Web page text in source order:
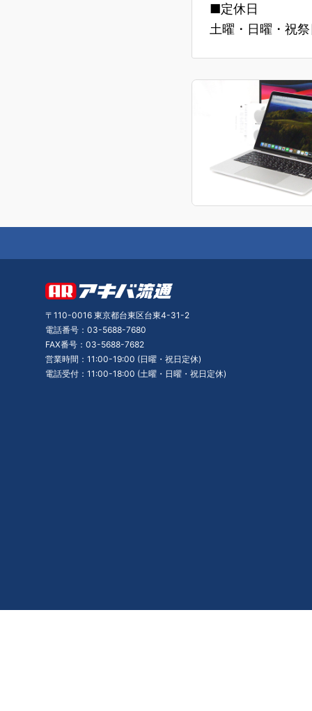
■定休日
土曜・日曜・祝
〒110-0016 東京都台東区台東4-31-2
電話番号：03-5688-7680
FAX番号：03-5688-7682
営業時間：11:00-19:00 (日曜・祝日定休)
電話受付：11:00-18:00 (土曜・日曜・祝日定休)